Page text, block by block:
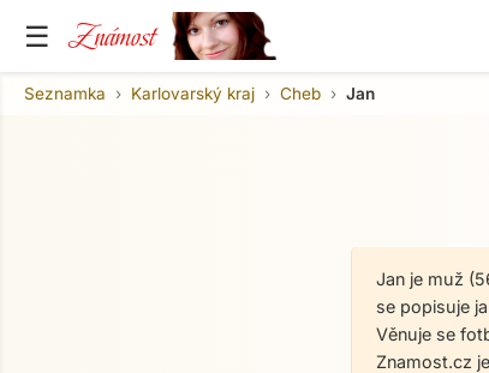
☰ Známost
Seznamka Karlovarský kraj Cheb Jan
Jan je muž
se popisuje
Věnuje se
Znamost.cz